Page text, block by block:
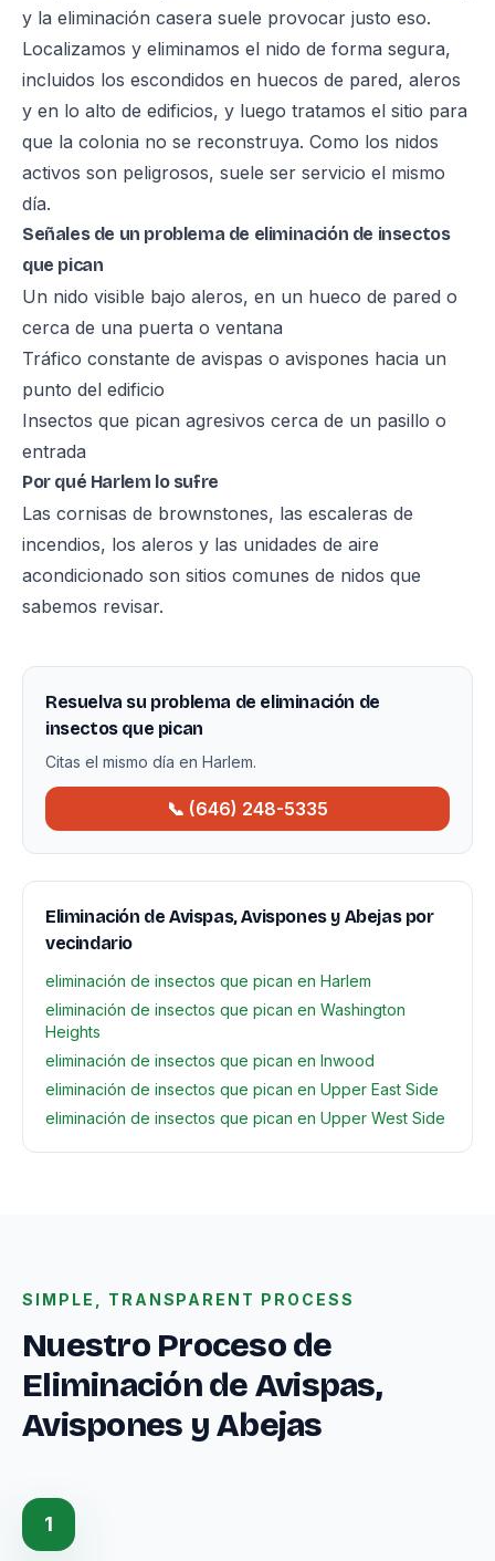
y la eliminación casera suele provocar justo eso.
Localizamos y eliminamos el nido de forma segura,
incluidos los escondidos en huecos de pared, aleros
y en lo alto de edificios, y luego tratamos el sitio para
que la colonia no se reconstruya. Como los nidos
activos son peligrosos, suele ser servicio el mismo
día.
Señales de un problema de eliminación de insectos
que pican
Un nido visible bajo aleros, en un hueco de pared o
cerca de una puerta o ventana
Tráfico constante de avispas o avispones hacia un
punto del edificio
Insectos que pican agresivos cerca de un pasillo o
entrada
Por qué Harlem lo sufre
Las cornisas de brownstones, las escaleras de
incendios, los aleros y las unidades de aire
acondicionado son sitios comunes de nidos que
sabemos revisar.
Resuelva su problema de eliminación de
insectos que pican
Citas el mismo día en Harlem.
📞 (646) 248-5335
Eliminación de Avispas, Avispones y Abejas por
vecindario
eliminación de insectos que pican en Harlem
eliminación de insectos que pican en Washington
Heights
eliminación de insectos que pican en Inwood
eliminación de insectos que pican en Upper East Side
eliminación de insectos que pican en Upper West Side
SIMPLE, TRANSPARENT PROCESS
Nuestro Proceso de
Eliminación de Avispas,
Avispones y Abejas
1